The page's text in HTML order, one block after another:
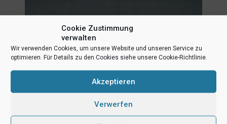
Cookie Zustimmung
verwalten
Wir verwenden Cookies, um unsere Website und unseren Service zu
optimieren. Für Details zu den Cookies siehe unsere Cookie-Richtlinie.
Akzeptieren
Verwerfen